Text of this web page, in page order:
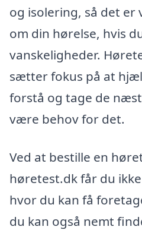
og isolering, så det
om din hørelse, hvis
vanskeligheder.
sætter fokus på at
forstå og tage de
være behov for det.
Ved at bestille en
høretest.dk får du
hvor du kan få
du kan også nemt